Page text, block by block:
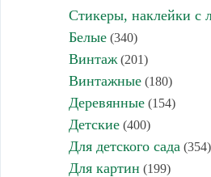
Стикеры, наклейки с
Белые(340)
Винтаж(201)
Винтажные(180)
Деревянные(154)
Детские(400)
Для детского сада (354)
Для картин (199)